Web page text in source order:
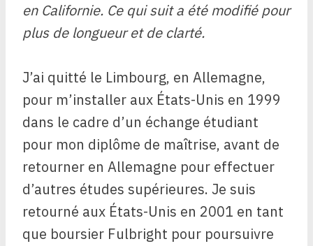
en Californie. Ce qui suit a été modifié pour
plus de longueur et de clarté.
J’ai quitté le Limbourg, en Allemagne,
pour m’installer aux États-Unis en 1999
dans le cadre d’un échange étudiant
pour mon diplôme de maîtrise, avant de
retourner en Allemagne pour effectuer
d’autres études supérieures. Je suis
retourné aux États-Unis en 2001 en tant
que boursier Fulbright pour poursuivre